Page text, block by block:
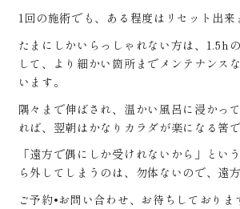
1回の施術でも、ある程度はリセット出来
たまにしかいらっしゃれない方は、1.5h
して、より細かい箇所までメンテナンス
います。
隅々まで伸ばされ、温かい風呂に浸かっ
れば、翌朝はかなりカラダが楽になる筈で
「遠方で偶にしか受けれないから」とい
ら外してしまうのは、勿体ないので、遠
ご予約•お問い合わせ、お待ちしておりま